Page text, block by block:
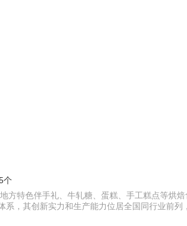
个
方特色伴手礼、牛轧糖、蛋糕、手工糕点等烘
，其创新实力和生产能力位居全国同行业前